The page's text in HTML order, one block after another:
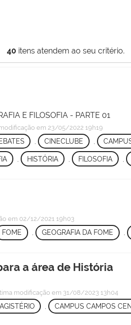
40 itens atendem ao seu critério.
E FILOSOFIA - PARTE 01
em 23/05/2022 19h19
, CINECLUBE ,
, HISTÓRIA FILOSOFIA
em 02/12/2021 19h03
FOME , GEOGRAFIA DA FOME ,
a área de História
modificação em 31/08/2023 13h04
, CAMPUS CAMPOS